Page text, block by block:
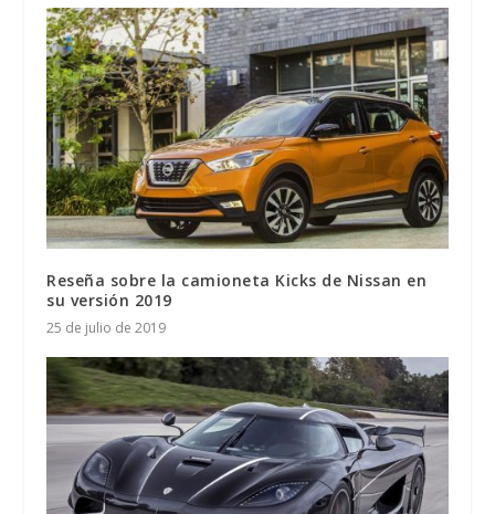
Reseña sobre la camioneta Kicks de Nissan en
su versión 2019
25 de julio de 2019